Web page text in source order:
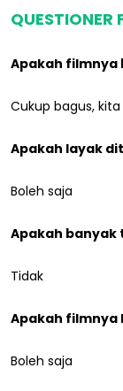
QUESTIONER
Apakah filmnya
Cukup bagus,
Apakah layak
Boleh saja
Apakah banyak
Tidak
Apakah
Boleh saja